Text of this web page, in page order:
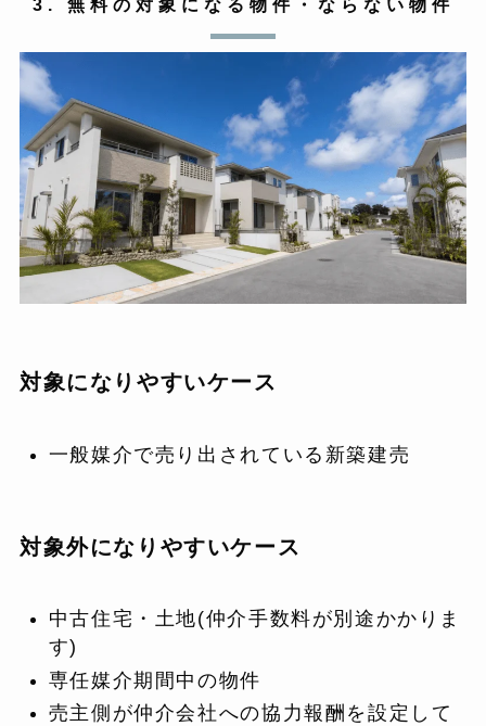
3. 無料の対象になる物件・ならない物件
対象になりやすいケース
一般媒介で売り出されている新築建売
対象外になりやすいケース
中古住宅・土地(仲介手数料が別途かかりま
す)
専任媒介期間中の物件
売主側が仲介会社への協力報酬を設定して